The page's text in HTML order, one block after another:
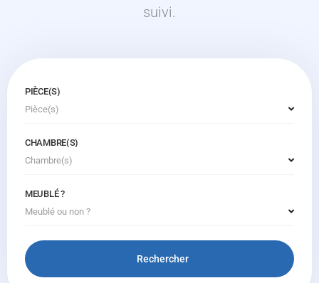
suivi.
PIÈCE(S)
Pièce(s)
CHAMBRE(S)
Chambre(s)
MEUBLÉ ?
Meublé ou non ?
Rechercher